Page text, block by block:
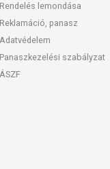
Rendelés lemondása
Reklamáció, panasz
Adatvédelem
Panaszkezelési szabályzat
ÁSZF